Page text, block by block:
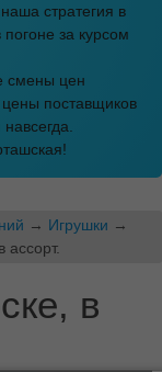
стратегия в
за курсом
смены цен
поставщиков
→ Игрушки →
ассорт.
в